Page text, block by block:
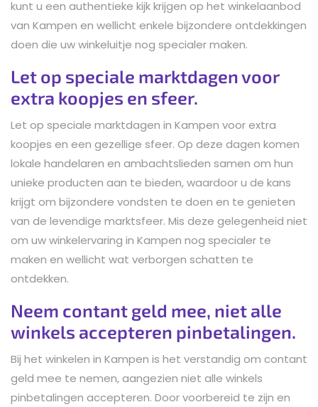
kunt u een authentieke kijk krijgen op het winkelaanbod
van Kampen en wellicht enkele bijzondere ontdekkingen
doen die uw winkeluitje nog specialer maken.
Let op speciale marktdagen voor
extra koopjes en sfeer.
Let op speciale marktdagen in Kampen voor extra
koopjes en een gezellige sfeer. Op deze dagen komen
lokale handelaren en ambachtslieden samen om hun
unieke producten aan te bieden, waardoor u de kans
krijgt om bijzondere vondsten te doen en te genieten
van de levendige marktsfeer. Mis deze gelegenheid niet
om uw winkelervaring in Kampen nog specialer te
maken en wellicht wat verborgen schatten te
ontdekken.
Neem contant geld mee, niet alle
winkels accepteren pinbetalingen.
Bij het winkelen in Kampen is het verstandig om contant
geld mee te nemen, aangezien niet alle winkels
pinbetalingen accepteren. Door voorbereid te zijn en